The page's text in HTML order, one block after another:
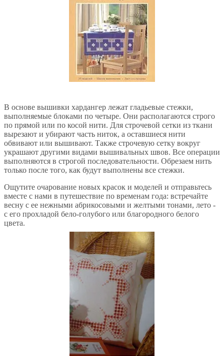
В основе вышивки хардангер лежат гладьевые стежки,
выполняемые блоками по четыре. Они располагаются строго
по прямой или по косой нити. Для строчевой сетки из ткани
вырезают и убирают часть ниток, а оставшиеся нити
обвивают или вышивают. Также строчевую сетку вокруг
украшают другими видами вышивальных швов. Все операции
выполняются в строгой последовательности. Обрезаем нить
только после того, как будут выполнены все стежки.
Ощутите очарование новых красок и моделей и отправьтесь
вместе с нами в путешествие по временам года: встречайте
весну с ее нежными абрикосовыми и желтыми тонами, лето -
с его прохладой бело-голубого или благородного белого
цвета.